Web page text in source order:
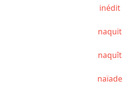
inédit
naquit
naquît
naïade